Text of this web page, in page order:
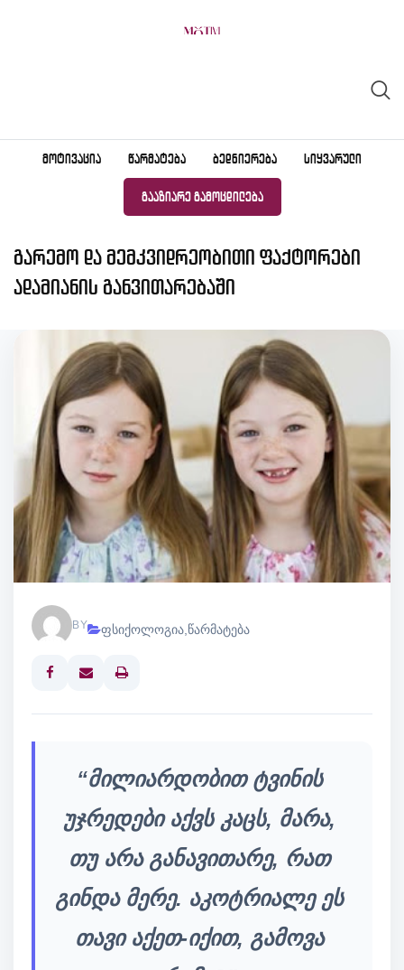
ᲛᲝᲢᲘᲕᲐᲪᲘᲐ ᲬᲐᲠᲛᲐᲢᲔᲑᲐ ᲑᲔᲓᲜᲘᲔᲠᲔᲑᲐ ᲡᲘᲧᲕᲐᲠᲣᲚᲘ
ᲒᲐᲐᲖᲘᲐᲠᲔ ᲒᲐᲛᲝᲪᲓᲘᲚᲔᲑᲐ
გარემო და მემკვიდრეობითი ფაქტორები
ადამიანის განვითარებაში
BY ფსიქოლოგია წარმატება
Print
“მილიარდობით ტვინის
უჯრედები აქვს კაცს, მარა,
თუ არა განავითარე, რათ
გინდა მერე. აკოტრიალე ეს
თავი აქეთ-იქით, გამოვა